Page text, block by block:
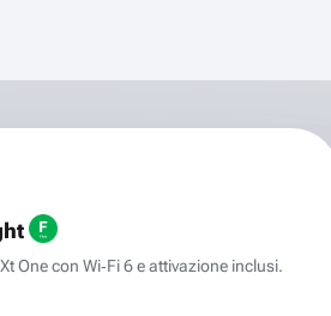
One con Wi‑Fi 6 e attivazione inclusi.